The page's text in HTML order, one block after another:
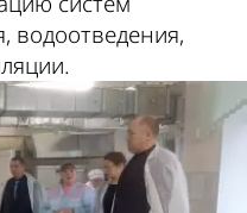
водоотведения,